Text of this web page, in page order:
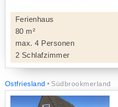
Ferienhaus
80 m²
max. 4 Personen
2 Schlafzimmer
Ostfriesland Südbrookmerland